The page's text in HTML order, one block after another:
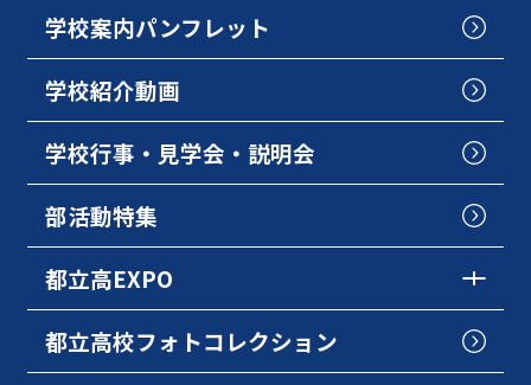
学校案内パンフレット
学校紹介動画
学校行事・見学会・説明会
部活動特集
都立高EXPO
都立高校フォトコレクション